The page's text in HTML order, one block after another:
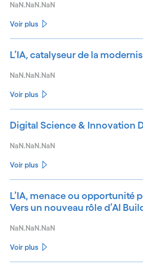
NaN.NaN.NaN
Voir plus
L’IA, catalyseur de la
NaN.NaN.NaN
Voir plus
Digital Science & Innovation
NaN.NaN.NaN
Voir plus
L’IA, menace ou opportunité
Vers un nouveau rôle d’AI
NaN.NaN.NaN
Voir plus